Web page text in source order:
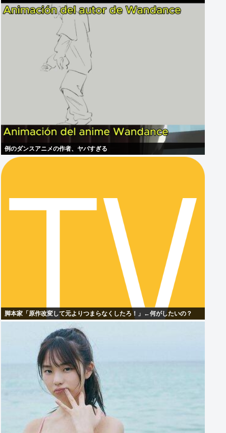
例のダンスアニメの作者、ヤバすぎる
脚本家「原作改変して元よりつまらなくしたろ！」←何がしたいの？